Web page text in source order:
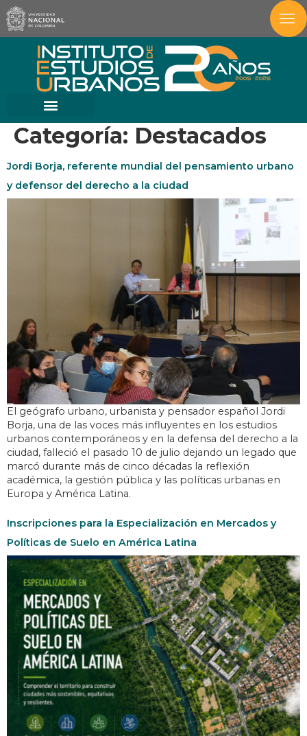
Categoría: Destacados
Jordi Borja, referente mundial del pensamiento urbano
y defensor del derecho a la ciudad
El geógrafo urbano, urbanista y pensador español Jordi
Borja, una de las voces más influyentes en los estudios
urbanos contemporáneos y en la defensa del derecho a la
ciudad, falleció el pasado 10 de julio dejando un legado que
marcó durante más de cinco décadas la reflexión
académica, la gestión pública y las políticas urbanas en
Europa y América Latina.
Inscripciones para la Especialización en Mercados y
Políticas de Suelo en América Latina